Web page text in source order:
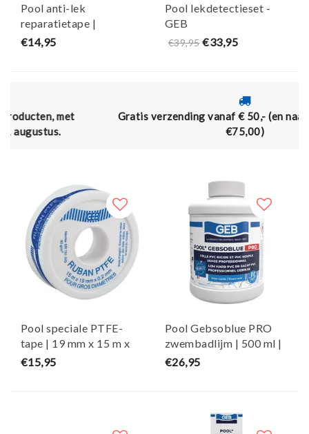
Pool anti-lek
reparatietape |
zelfvulkaniserend | 25
€14,95
Pool lekdetectieset -
GEB
€39,95 €33,95
Gratis verzending vanaf € 50,- (en naar België vanaf
Pool speciale PTFE-
tape | 19 mm x 15 m x
0,2 mm - GEB
€15,95
Pool Gebsoblue PRO
zwembadlijm | 500 ml |
met THF | met kwast -
€26,95